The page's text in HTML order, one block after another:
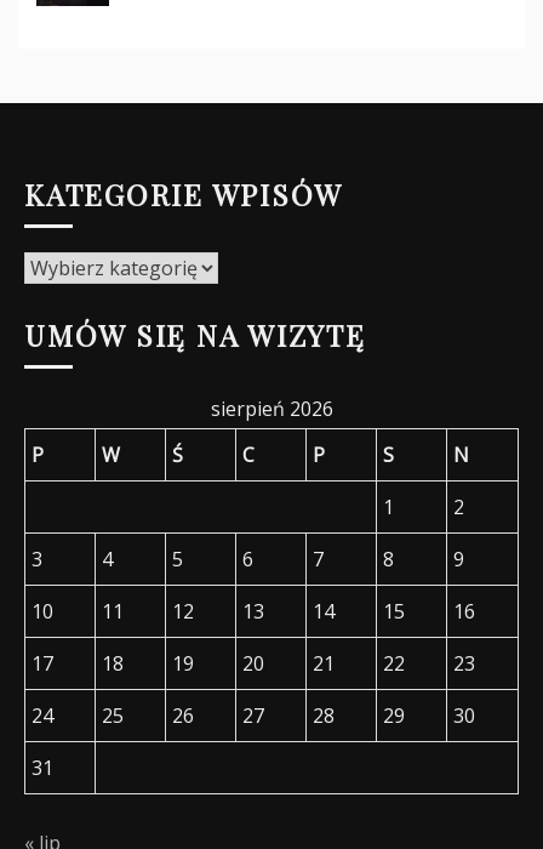
KATEGORIE WPISÓW
Kategorie
UMÓW SIĘ NA WIZYTĘ
sierpień 2026
P
W Ś C P S
N
1
2
3
4 5 6 7 8
9
10
11 12 13 14 15
16
17
18 19 20 21 22
23
24
25 26 27 28 29
30
31
« lip